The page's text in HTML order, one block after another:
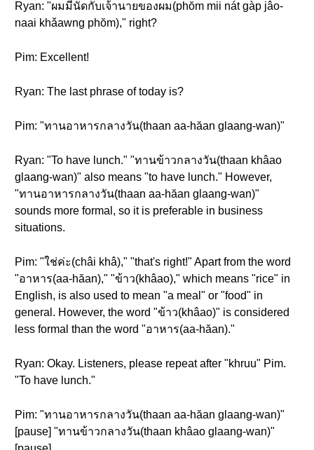
Ryan: "ผมมีนัดกับเจ้านายของผม(phŏm mii nát gàp jâo-
naai khǎawng phŏm)," right?
Pim: Excellent!
Ryan: The last phrase of today is?
Pim: "ทานอาหารกลางวัน(thaan aa-hăan glaang-wan)"
Ryan: "To have lunch." "ทานข้าวกลางวัน(thaan khâao
glaang-wan)" also means "to have lunch." However,
"ทานอาหารกลางวัน(thaan aa-hăan glaang-wan)"
sounds more formal, so it is preferable in business
situations.
Pim: "ใช่ค่ะ(châi khâ)," "that's right!" Apart from the word
"อาหาร(aa-hăan)," "ข้าว(khâao)," which means "rice" in
English, is also used to mean "a meal" or "food" in
general. However, the word "ข้าว(khâao)" is considered
less formal than the word "อาหาร(aa-hăan)."
Ryan: Okay. Listeners, please repeat after "khruu" Pim.
"To have lunch."
Pim: "ทานอาหารกลางวัน(thaan aa-hăan glaang-wan)"
[pause] "ทานข้าวกลางวัน(thaan khâao glaang-wan)"